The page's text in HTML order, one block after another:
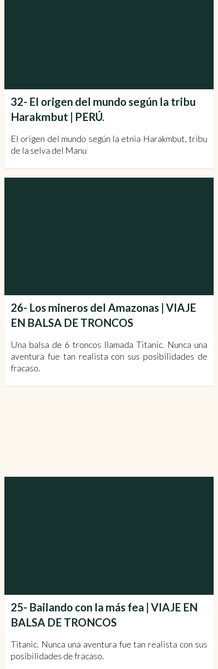
32- El origen del mundo según la tribu
Harakmbut | PERÚ.
El origen del mundo según la etnia Harakmbut, tribu
de la selva del Manu
26- Los mineros del Amazonas | VIAJE
EN BALSA DE TRONCOS
Una balsa de 6 troncos llamada Titanic. Nunca una
aventura fue tan realista con sus posibilidades de
fracaso.
25- Bailando con la más fea | VIAJE EN
BALSA DE TRONCOS
Titanic. Nunca una aventura fue tan realista con sus
posibilidades de fracaso.